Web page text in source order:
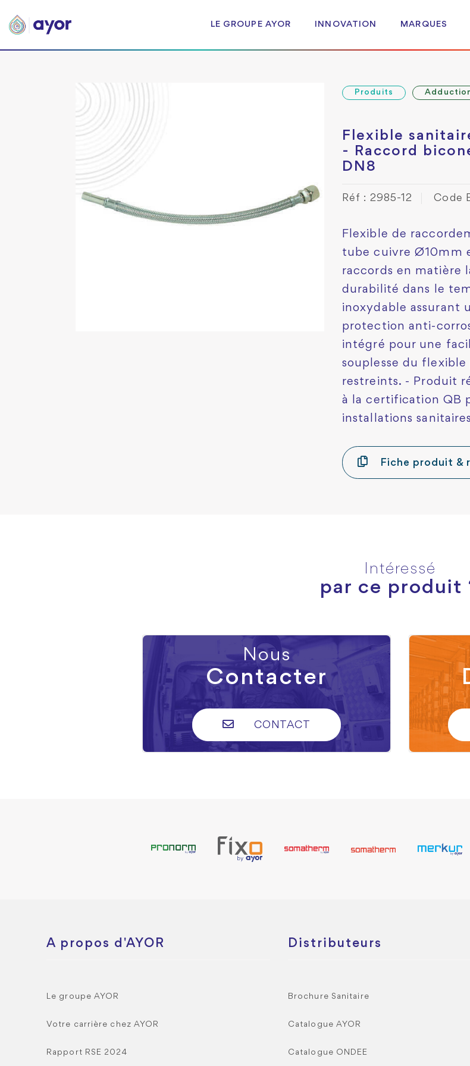
LE GROUPE AYOR INNOVATION MARQUES
Produits
Flexible
- Raccord
DN8
Réf : 2985-12 Code
Flexible de
tube cuivre Ø10mm
raccords en matière
durabilité dans le
inoxydable assurant
protection anti-
intégré pour une
souplesse du
restreints. - Produit
à la certification QB
installations
Fiche produit &
Intéressé
par ce produit
Nous
Contacter
CONTACT
A propos d'AYOR
Le groupe AYOR
Votre carrière chez AYOR
Rapport RSE 2024
Distributeurs
Brochure Sanitaire
Catalogue AYOR
Catalogue ONDEE